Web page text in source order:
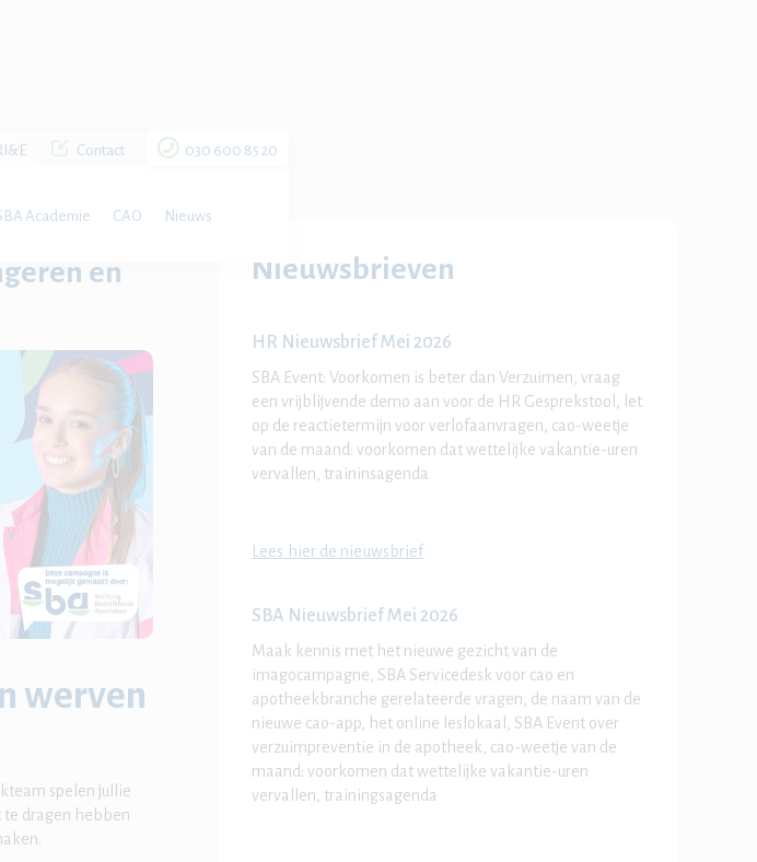
Contact 030 600 85 20
Academie CAO Nieuws
en
werven
spelen jullie
te dragen hebben
Nieuwsbrieven
HR Nieuwsbrief Mei 2026
SBA Event: Voorkomen is beter dan Verzuimen, vraag
een vrijblijvende demo aan voor de HR Gesprekstool, let
op de reactietermijn voor verlofaanvragen, cao-weetje
van de maand: voorkomen dat wettelijke vakantie-uren
vervallen, traininsagenda
Lees hier de nieuwsbrief
SBA Nieuwsbrief Mei 2026
Maak kennis met het nieuwe gezicht van de
imagocampagne, SBA Servicedesk voor cao en
apotheekbranche gerelateerde vragen, de naam van de
nieuwe cao-app, het online leslokaal, SBA Event over
verzuimpreventie in de apotheek, cao-weetje van de
maand: voorkomen dat wettelijke vakantie-uren
vervallen, trainingsagenda